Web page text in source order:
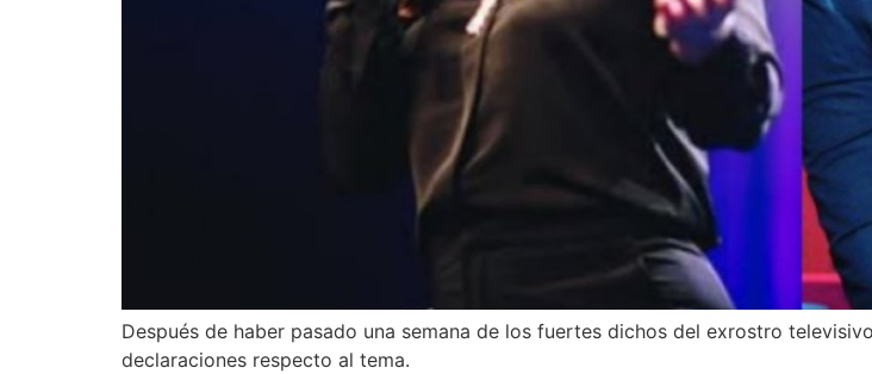
Después de haber pasado una semana de los fuertes dichos del exrostro
declaraciones respecto al tema.